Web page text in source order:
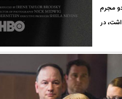
مجرم
در